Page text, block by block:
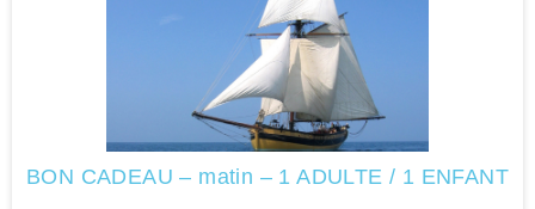
BON CADEAU – matin – 1 ADULTE / 1 ENFANT